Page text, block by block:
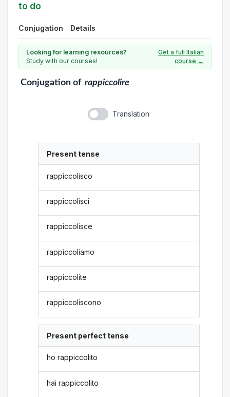
to do
Conjugation Details
Looking for learning resources?
Study with our courses!
Get a full Italian
course →
Conjugationof rappiccolire
Translation
Present tense
rappiccolisco
rappiccolisci
rappiccolisce
rappiccoliamo
rappiccolite
rappiccoliscono
Present perfect tense
ho rappiccolito
hai rappiccolito